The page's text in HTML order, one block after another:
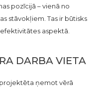
pozīcijā – vienā no
stāvokļiem. Tas ir būtisks
aspektā.
DARBA VIETA
ņemot vērā